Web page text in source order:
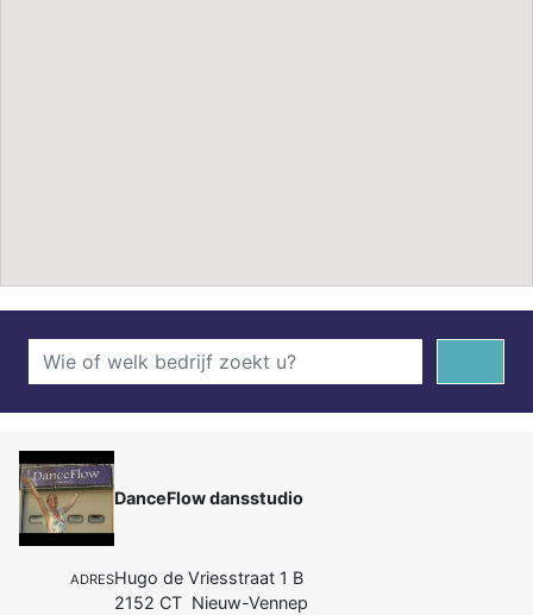
DanceFlow dansstudio
ADRESHugo de Vriesstraat 1 B
2152 CT Nieuw-Vennep